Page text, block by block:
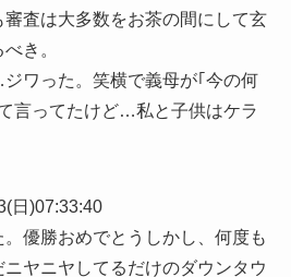
査は大多数をお茶の間にして玄
き。
ワった。笑横で義母が｢今の何
言ってたけど…私と子供はケラ
日)07:33:40
優勝おめでとうしかし、何度も
ヤニヤしてるだけのダウンタウ